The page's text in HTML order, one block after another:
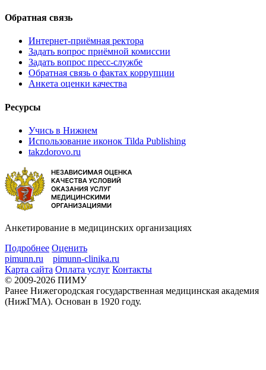
Обратная связь
Интернет-приёмная ректора
Задать вопрос приёмной комиссии
Задать вопрос пресс-службе
Обратная связь о фактах коррупции
Анкета оценки качества
Ресурсы
Учись в Нижнем
Использование иконок Tilda Publishing
takzdorovo.ru
Анкетирование в медицинских организациях
Подробнее Оценить
pimunn.ru
pimunn-clinika.ru
Карта сайта Оплата услуг Контакты
© 2009-2026 ПИМУ
Ранее Нижегородская государственная медицинская академия
(НижГМА). Основан в 1920 году.